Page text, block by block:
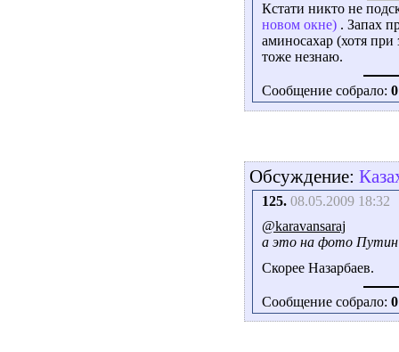
Кстати никто не
новом окне) . Запах
аминосахар (хотя при
тоже незнаю.
Сообщение собрало: 0
Обсуждение:
125. 08.05.2009 18:32
@karavansaraj
а это на фото Путин
Скорее Назарбаев.
Сообщение собрало: 0